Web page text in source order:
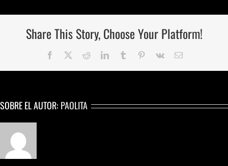
Share This Story, Choose Your Platform!
Facebook
TwitterRedditLinkedInTumblr Pinterest
Vk
Correo
SOBRE EL AUTOR: PAOLITA